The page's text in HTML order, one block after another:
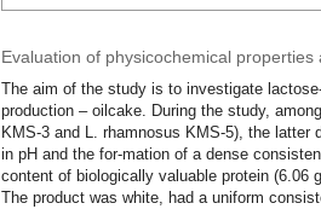
Evaluation of physicochemical
The aim of the study is to investigate
production – oilcake. During the study,
KMS-3 and L. rhamnosus KMS-5), the
in pH and the for-mation of a dense
content of biologically valuable protein (6.06
The product was white, had a uniform